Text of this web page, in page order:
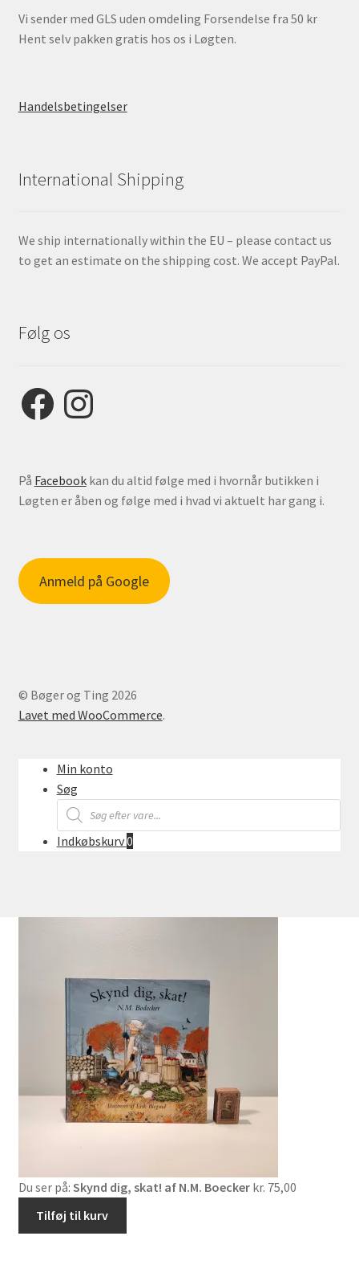
Vi sender med GLS uden omdeling Forsendelse fra 50 kr
Hent selv pakken gratis hos os i Løgten.
Handelsbetingelser
International Shipping
We ship internationally within the EU – please contact us
to get an estimate on the shipping cost. We accept PayPal.
Følg os
FacebookInstagram
På Facebookkan du altid følge med i hvornår butikken i
Løgten er åben og følge med i hvad vi aktuelt har gang i.
Anmeld på Google
© Bøger og Ting 2026
Lavet med WooCommerce.
Min konto
Søg
Products
search
Indkøbskurv0
Du ser på: Skynd dig, skat! af N.M. Boecker kr. 75,00
Tilføj til kurv